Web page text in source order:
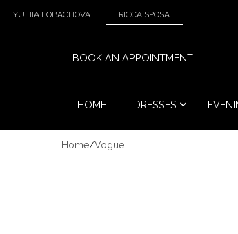
YULIIA LOBACHOVA RICCA SPOSA
BOOK AN APPOINTMENT
HOME DRESSES
Home/Vogue